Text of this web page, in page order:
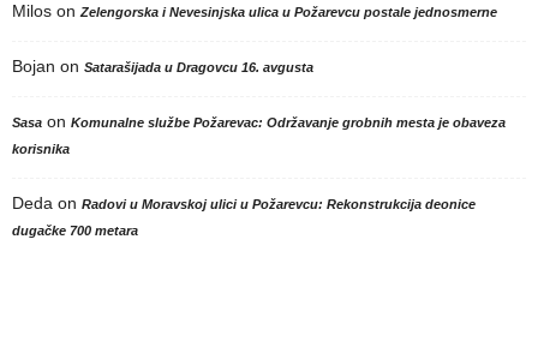
Milos on Zelengorska i Nevesinjska ulica u Požarevcu postale jednosmerne
Bojan on Satarašijada u Dragovcu 16. avgusta
Sasa on Komunalne službe Požarevac: Održavanje grobnih mesta je obaveza
korisnika
Deda on Radovi u Moravskoj ulici u Požarevcu: Rekonstrukcija deonice
dugačke 700 metara